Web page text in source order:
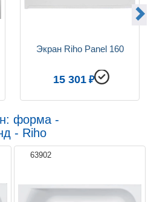
Экран Riho Panel 160
15 301
форма -
- Riho
63902